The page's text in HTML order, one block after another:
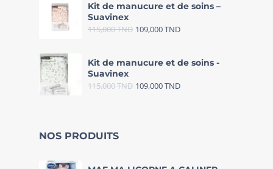
Kit de manucure et de soins –
Suavinex
115,000TND 109,000TND
Kit de manucure et de soins -
Suavinex
115,000TND 109,000TND
NOS PRODUITS